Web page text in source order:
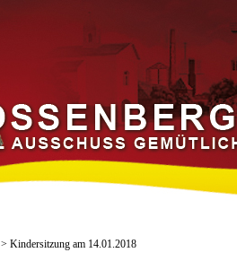
> Kindersitzung am 14.01.2018